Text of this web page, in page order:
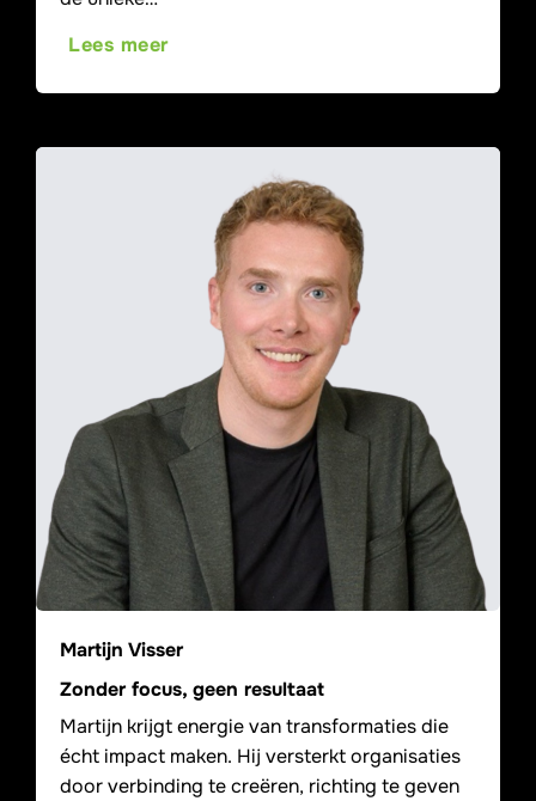
Lees meer
Martijn Visser
Zonder focus, geen resultaat
Martijn krijgt energie van transformaties die
écht impact maken. Hij versterkt organisaties
door verbinding te creëren, richting te geven